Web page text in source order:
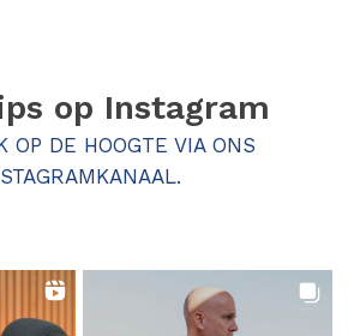
op Instagram
OP DE HOOGTE VIA ONS